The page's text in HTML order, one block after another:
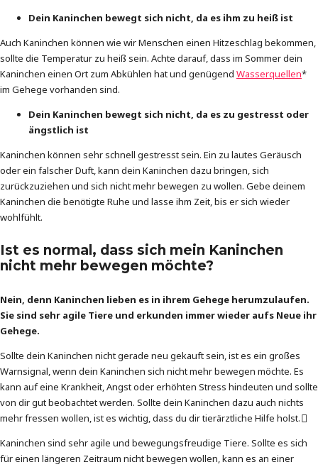
Dein Kaninchen bewegt sich nicht, da es ihm zu heiß ist
Auch Kaninchen können wie wir Menschen einen Hitzeschlag bekommen,
sollte die Temperatur zu heiß sein. Achte darauf, dass im Sommer dein
Kaninchen einen Ort zum Abkühlen hat und genügend Wasserquellen*
im Gehege vorhanden sind.
Dein Kaninchen bewegt sich nicht, da es zu gestresst oder
ängstlich ist
Kaninchen können sehr schnell gestresst sein. Ein zu lautes Geräusch
oder ein falscher Duft, kann dein Kaninchen dazu bringen, sich
zurückzuziehen und sich nicht mehr bewegen zu wollen. Gebe deinem
Kaninchen die benötigte Ruhe und lasse ihm Zeit, bis er sich wieder
wohlfühlt.
Ist es normal, dass sich mein Kaninchen
nicht mehr bewegen möchte?
Nein, denn Kaninchen lieben es in ihrem Gehege herumzulaufen.
Sie sind sehr agile Tiere und erkunden immer wieder aufs Neue ihr
Gehege.
Sollte dein Kaninchen nicht gerade neu gekauft sein, ist es ein großes
Warnsignal, wenn dein Kaninchen sich nicht mehr bewegen möchte. Es
kann auf eine Krankheit, Angst oder erhöhten Stress hindeuten und sollte
von dir gut beobachtet werden. Sollte dein Kaninchen dazu auch nichts
mehr fressen wollen, ist es wichtig, dass du dir tierärztliche Hilfe holst.
Kaninchen sind sehr agile und bewegungsfreudige Tiere. Sollte es sich
für einen längeren Zeitraum nicht bewegen wollen, kann es an einer